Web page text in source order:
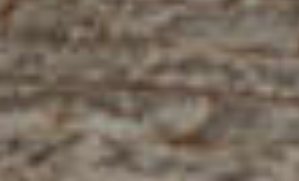
الصفحة الرئيسية
قصتنا
قائمة الطعام
فرعنا